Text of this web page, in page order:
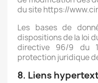
du site https://
Les bases de
dispositions de la loi
directive 96/9 du
protection juridique
8. Liens